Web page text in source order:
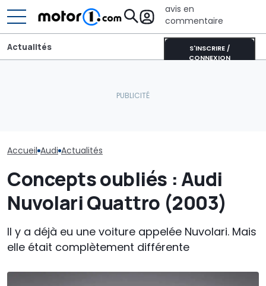
avis en
commentaire
S'INSCRIRE /
CONNEXION
Actualités
Accueil Audi Actualités
Concepts oubliés : Audi
Nuvolari Quattro (2003)
Il y a déjà eu une voiture appelée Nuvolari. Mais
elle était complètement différente